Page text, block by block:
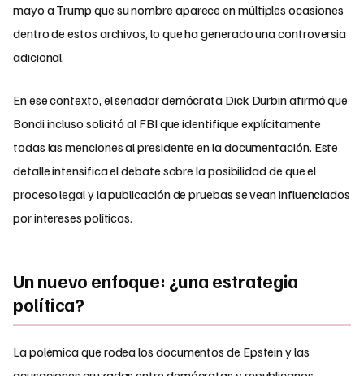
mayo a Trump que su nombre aparece en múltiples ocasiones
dentro de estos archivos, lo que ha generado una controversia
adicional.
En ese contexto, el senador demócrata Dick Durbin afirmó que
Bondi incluso solicitó al FBI que identifique explícitamente
todas las menciones al presidente en la documentación. Este
detalle intensifica el debate sobre la posibilidad de que el
proceso legal y la publicación de pruebas se vean influenciados
por intereses políticos.
Un nuevo enfoque: ¿una estrategia
política?
La polémica que rodea los documentos de Epstein y las